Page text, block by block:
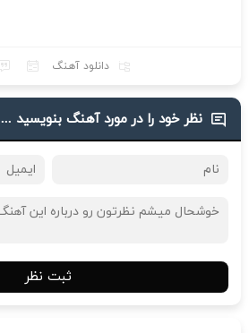
دانلود آهنگ
نظر خود را در مورد آهنگ بنویسید ...
ثبت نظر